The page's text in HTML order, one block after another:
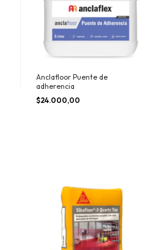
Anclafloor Puente de
adherencia
$24.000,00